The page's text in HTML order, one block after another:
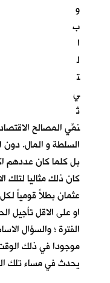
و
ب
ا
ل
ت
ي
تُ
نمِّي المصالح
السلطة و المال. دون
بل كلما كان عددهم
كان ذلك مثاليا لتلك
عثمان بطلاً قومياً
او على الاقل تأجيل
الفترة ؛ والسؤال
موجودا في ذلك
يحدث في مساء تلك